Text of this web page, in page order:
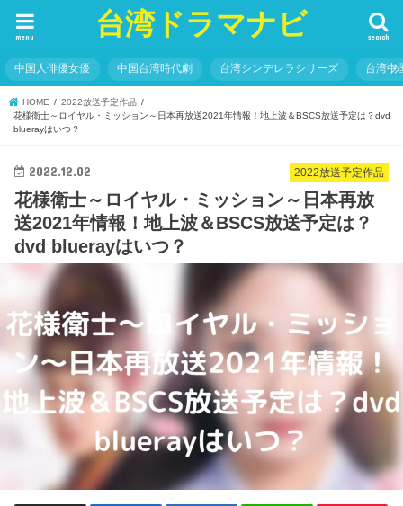
台湾ドラマナビ search
menu
中国人俳優女優 中国台湾時代劇 台湾シンデレラシリーズ 台湾中
HOME
2022放送予定作品
花様衛士～ロイヤル・ミッション～日本再放送2021年情報！地上波＆BSCS放送予定は？dvd
bluerayはいつ？
2022放送予定作品
2022.12.02
花様衛士～ロイヤル・ミッション～日本再放
送2021年情報！地上波＆BSCS放送予定は？
dvd bluerayはいつ？